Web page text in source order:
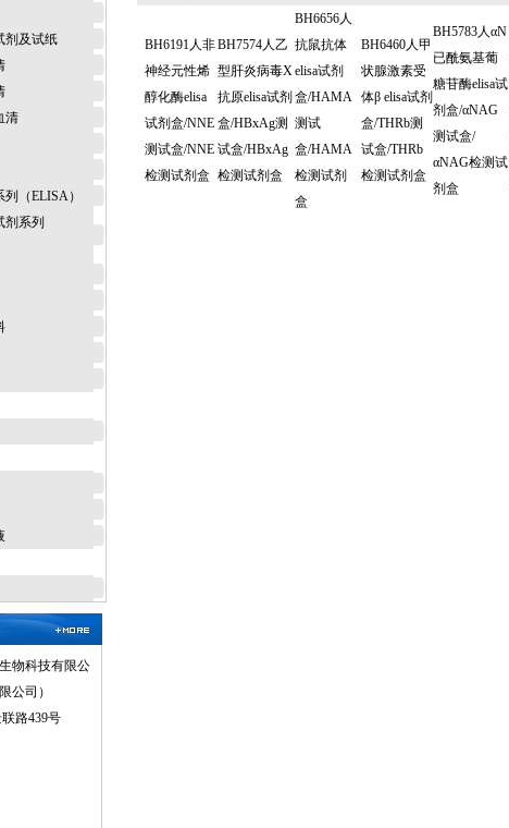
剂及试纸
清
（ELISA）
系列
物科技有限公
公司）
路439号
BH6191人非
神经元性烯
醇化酶elisa
试剂盒/NNE
测试盒/NNE
检测试剂盒
BH7574人乙
型肝炎病毒X
抗原elisa试剂
盒/HBxAg测
试盒/HBxAg
检测试剂盒
BH6656人
抗鼠抗体
elisa试剂
盒/HAMA
测试
盒/HAMA
检测试剂
盒
BH6460人甲
状腺激素受
体β elisa试剂
盒/THRb测
试盒/THRb
检测试剂盒
BH5783人αN
已酰氨基葡
糖苷酶elisa试
剂盒/αNAG
测试盒/
αNAG检测试
剂盒